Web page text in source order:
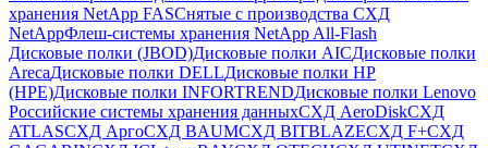
хранения NetApp FASСнятые с производства СХД
NetAppФлеш-системы хранения NetApp All-Flash
Дисковые полки (JBOD)Дисковые полки AICДисковые полки
ArecaДисковые полки DELLДисковые полки HP
(HPE)Дисковые полки INFORTRENDДисковые полки Lenovo
Российские системы хранения данныхСХД AeroDiskСХД
ATLASСХД AргоСХД BAUMСХД BITBLAZEСХД F+СХД